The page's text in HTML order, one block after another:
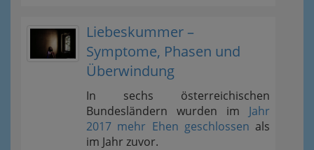
Liebeskummer –
Symptome, Phasen und
Überwindung
In sechs österreichischen
Bundesländern wurden im Jahr
2017 mehr Ehen geschlossen als
im Jahr zuvor.